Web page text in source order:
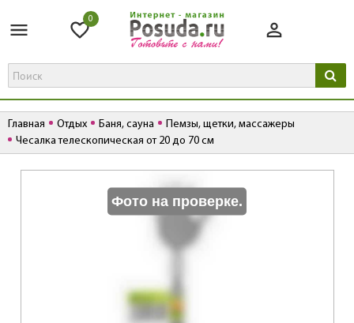
0
Главная Отдых Баня, сауна
Пемзы, щетки, массажеры
Чесалка телескопическая от 20 до 70 см
Фото на проверке.